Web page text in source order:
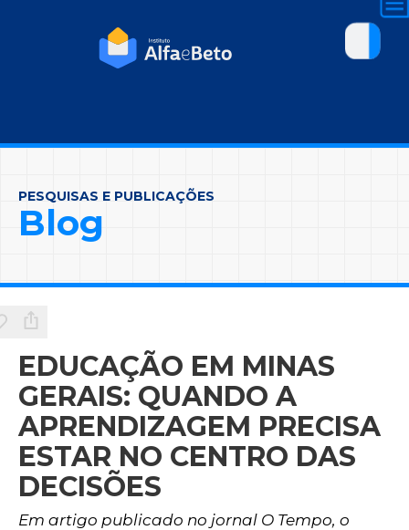
PESQUISAS E PUBLICAÇÕES
Blog
EDUCAÇÃO EM MINAS
GERAIS: QUANDO A
APRENDIZAGEM PRECISA
ESTAR NO CENTRO DAS
DECISÕES
Em artigo publicado no jornal O Tempo, o